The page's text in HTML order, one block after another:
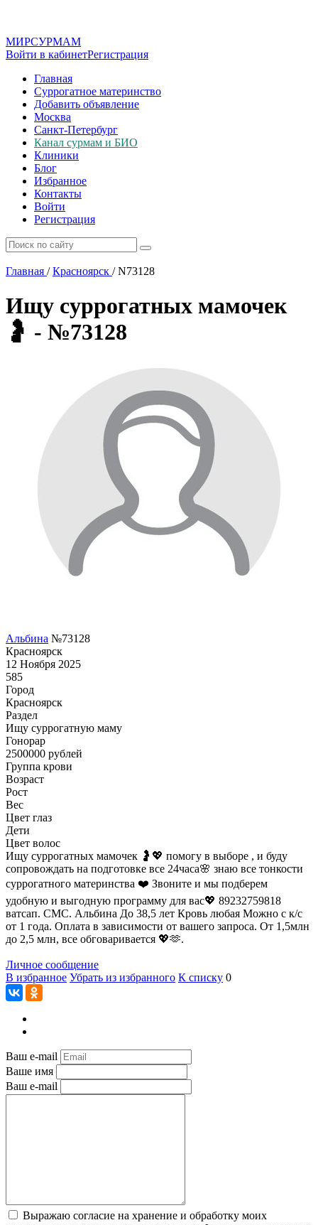
МИРСУРМАМ
Войти в кабинетРегистрация
Главная
Суррогатное материнство
Добавить объявление
Москва
Санкт-Петербург
Канал сурмам и БИО
Клиники
Блог
Избранное
Контакты
Войти
Регистрация
Главная / Красноярск /N73128
Ищу суррогатных мамочек
🤰 - №73128
Альбина №73128
Красноярск
12 Ноября 2025
585
Город
Красноярск
Раздел
Ищу суррогатную маму
Гонoрар
2500000 рублей
Группа крови
Возраст
Рост
Вес
Цвет глаз
Дети
Цвет волос
Ищу суррогатных мамочек 🤰💖 помогу в выборе , и буду
сопровождать на подготовке все 24часа🌸 знаю все тонкости
суррогатного материнства ❤️ Звоните и мы подберем
удобную и выгодную программу для вас💖 89232759818
ватсап. СМС. Альбина До 38,5 лет Кровь любая Можно с к/с
от 1 года. Оплата в зависимости от вашего запроса. От 1,5млн
до 2,5 млн, все обговаривается 💖🫶.
Личное сообщение
В избранное Убрать из избранного К списку 0
Ваш e-mail
Ваше имя
Ваш e-mail
Выражаю согласие на хранение и обработку моих